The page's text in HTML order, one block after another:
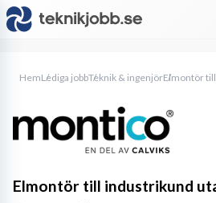
HemLediga jobbTeknik & ingenjör
Elmontör till industrikund